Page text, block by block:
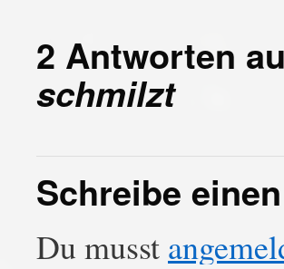
2 Antworten
schmilzt
Schreibe
Du musst